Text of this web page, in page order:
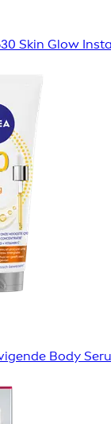
Skin Glow
Body